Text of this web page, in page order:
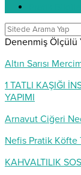
Denenmiş Ölçülü
Altın Sarısı
1 TATLI KAŞIĞI
YAPIMI
Arnavut Ciğeri
Nefis Pratik Köfte
KAHVALTILIK